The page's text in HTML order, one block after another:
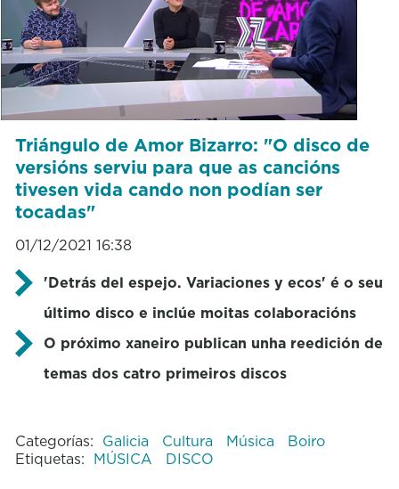
Triángulo de Amor Bizarro: "O disco de
versións serviu para que as cancións
tivesen vida cando non podían ser
tocadas"
01/12/2021 16:38
'Detrás del espejo. Variaciones y ecos' é o seu
último disco e inclúe moitas colaboracións
O próximo xaneiro publican unha reedición de
temas dos catro primeiros discos
Categorías: Galicia Cultura Música
Boiro
Etiquetas: MÚSICA DISCO